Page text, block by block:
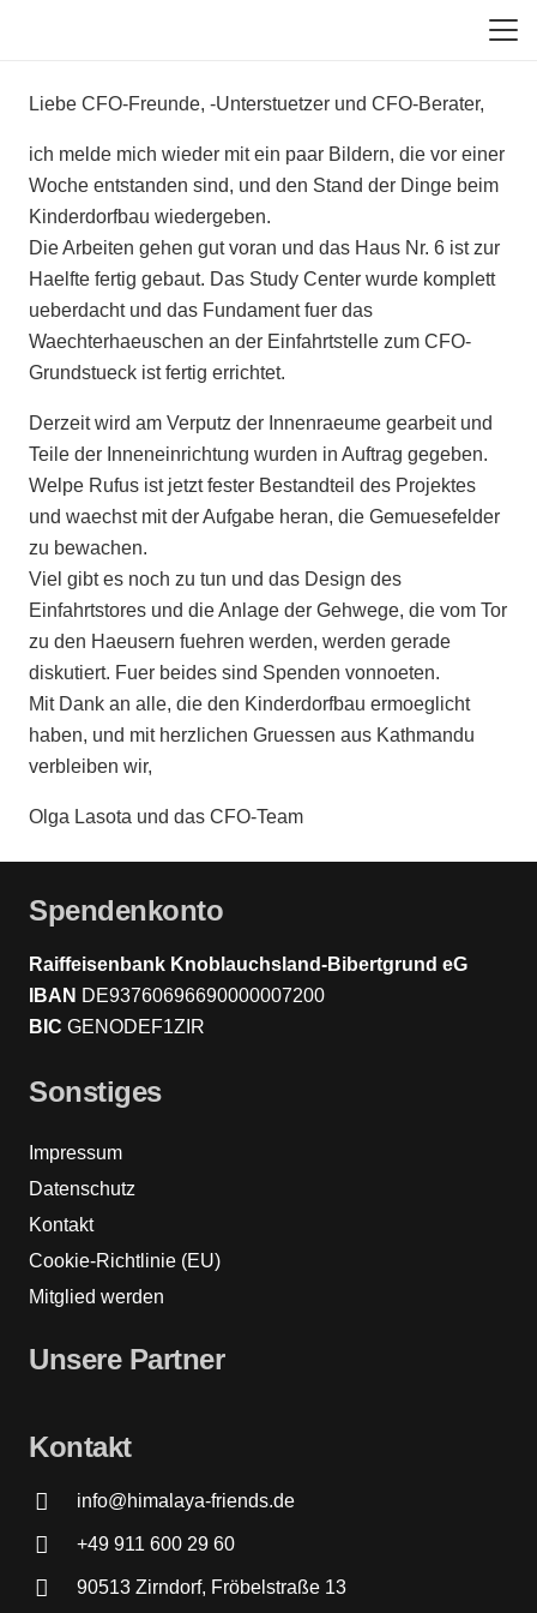
Liebe CFO-Freunde, -Unterstuetzer und CFO-Berater,
ich melde mich wieder mit ein paar Bildern, die vor einer
Woche entstanden sind, und den Stand der Dinge beim
Kinderdorfbau wiedergeben.
Die Arbeiten gehen gut voran und das Haus Nr. 6 ist zur
Haelfte fertig gebaut. Das Study Center wurde komplett
ueberdacht und das Fundament fuer das
Waechterhaeuschen an der Einfahrtstelle zum CFO-
Grundstueck ist fertig errichtet.
Derzeit wird am Verputz der Innenraeume gearbeit und
Teile der Inneneinrichtung wurden in Auftrag gegeben.
Welpe Rufus ist jetzt fester Bestandteil des Projektes
und waechst mit der Aufgabe heran, die Gemuesefelder
zu bewachen.
Viel gibt es noch zu tun und das Design des
Einfahrtstores und die Anlage der Gehwege, die vom Tor
zu den Haeusern fuehren werden, werden gerade
diskutiert. Fuer beides sind Spenden vonnoeten.
Mit Dank an alle, die den Kinderdorfbau ermoeglicht
haben, und mit herzlichen Gruessen aus Kathmandu
verbleiben wir,
Olga Lasota und das CFO-Team
Spendenkonto
Raiffeisenbank Knoblauchsland-Bibertgrund eG
IBAN DE93760696690000007200
BIC GENODEF1ZIR
Sonstiges
Impressum
Datenschutz
Kontakt
Cookie-Richtlinie (EU)
Mitglied werden
Unsere Partner
Kontakt
info@himalaya-friends.de
+49 911 600 29 60
90513 Zirndorf, Fröbelstraße 13